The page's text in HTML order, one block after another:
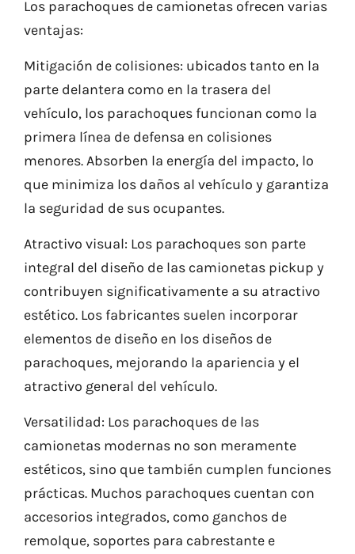
Los parachoques de camionetas ofrecen varias
ventajas:
Mitigación de colisiones: ubicados tanto en la
parte delantera como en la trasera del
vehículo, los parachoques funcionan como la
primera línea de defensa en colisiones
menores. Absorben la energía del impacto, lo
que minimiza los daños al vehículo y garantiza
la seguridad de sus ocupantes.
Atractivo visual: Los parachoques son parte
integral del diseño de las camionetas pickup y
contribuyen significativamente a su atractivo
estético. Los fabricantes suelen incorporar
elementos de diseño en los diseños de
parachoques, mejorando la apariencia y el
atractivo general del vehículo.
Versatilidad: Los parachoques de las
camionetas modernas no son meramente
estéticos, sino que también cumplen funciones
prácticas. Muchos parachoques cuentan con
accesorios integrados, como ganchos de
remolque, soportes para cabrestante e